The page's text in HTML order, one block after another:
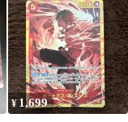
¥ 1,699